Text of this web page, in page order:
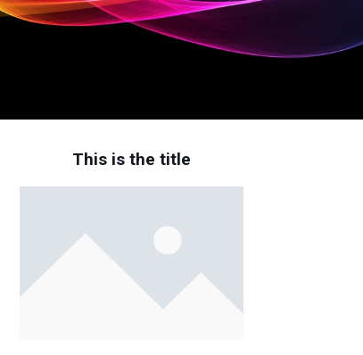
This is the title